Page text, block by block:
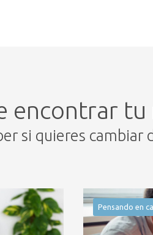
encontrar tu
si quieres cambiar
Pensando en